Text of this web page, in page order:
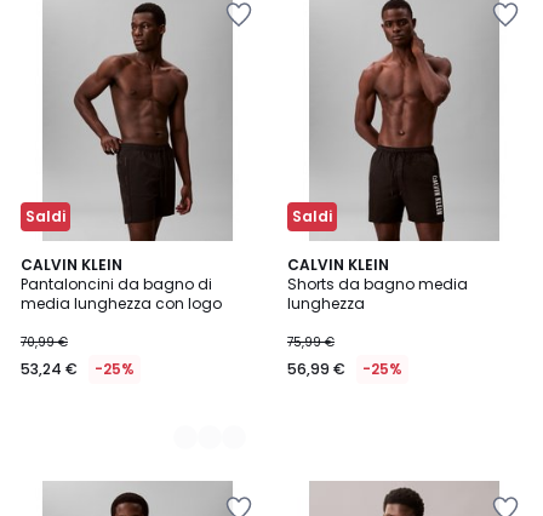
Saldi
CALVIN KLEIN
Pantaloncini da bagno di
media lunghezza con logo
70,99 €
53,24 € -25%
2
Colori
Saldi
CALVIN KLEIN
Shorts da bagno media
lunghezza
75,99 €
56,99 € -25%